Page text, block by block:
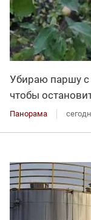
Убираю паршу с
чтобы
Панорама